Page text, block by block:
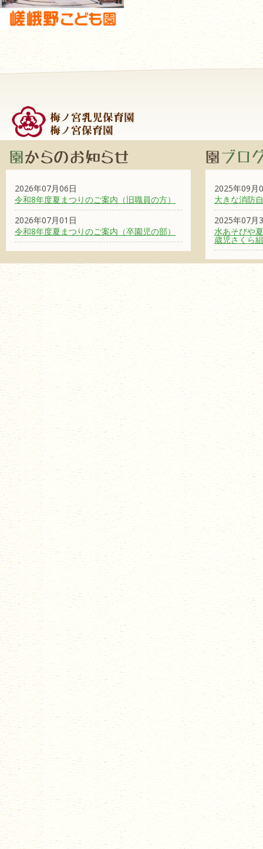
2026年07月06日
令和8年度夏まつりのご案内（旧職員の方）
2026年07月01日
令和8年度夏まつりのご案内（卒園児の部）
2025年09月
大きな消防
2025年07月
水あそびや
歳児さくら